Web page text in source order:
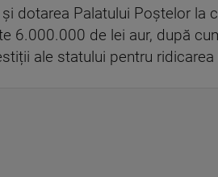
dotarea Palatului Poștelor
6.000.000 de lei aur, după
ale statului pentru